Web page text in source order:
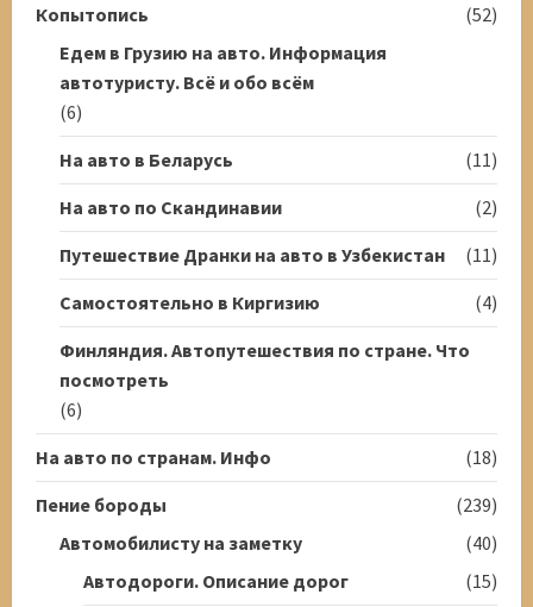
Копытопись
(52)
Едем в Грузию на авто. Информация
автотуристу. Всё и обо всём
(6)
На авто в Беларусь
(11)
На авто по Скандинавии
(2)
Путешествие Дранки на авто в Узбекистан
(11)
Самостоятельно в Киргизию
(4)
Финляндия. Автопутешествия по стране. Что
посмотреть
(6)
На авто по странам. Инфо
(18)
Пение бороды
(239)
Автомобилисту на заметку
(40)
Автодороги. Описание дорог
(15)